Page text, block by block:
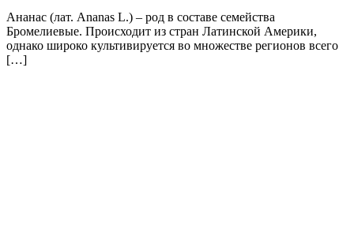
Ананас (лат. Ananas L.) – род в составе семейства
Бромелиевые. Происходит из стран Латинской Америки,
однако широко культивируется во множестве регионов всего
[…]